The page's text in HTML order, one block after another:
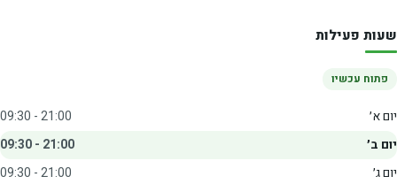
שעות פעילות
פתוח עכשיו
יום א׳
09:30 - 21:00
יום ב׳
09:30 - 21:00
יום ג׳
09:30 - 21:00